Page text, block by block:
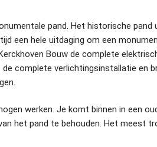
pand. Het historische pand
een hele uitdaging om een
Bouw de complete
complete verlichtingsinstallatie en
werken. Je komt binnen in een
het pand te behouden. Het meest